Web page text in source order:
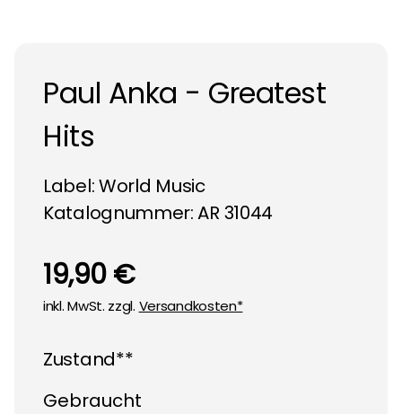
Paul Anka - Greatest
Hits
Label:World Music
Katalognummer: AR 31044
19,90 €
inkl. MwSt. zzgl. Versandkosten*
Zustand**
Gebraucht